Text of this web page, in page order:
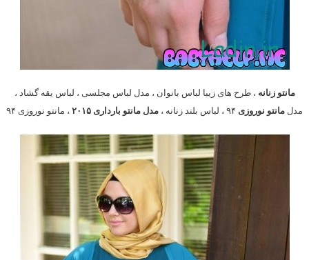
مانتو زنانه ، طرح های زیبا لباس بانوان ، مدل لباس مجلسی ، لباس یقه گشاد ،
مدل مانتو نوروزی مدل مانتو بارداری ۲۰۱۵ ، مانتو نوروزی ۹۴